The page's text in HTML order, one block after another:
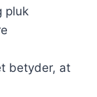
pluk
betyder, at